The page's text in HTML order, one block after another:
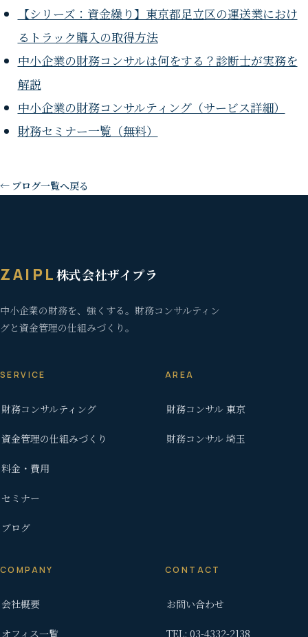
【シリーズ：資金繰り】東京都足立区の運送業におけ
るトラック購入の取得方法
中小企業の財務コンサルは何をする？診断士が実務を
解説
中小企業の財務コンサルティング（サービス詳細）
財務セミナー一覧（無料）
← ブログ一覧へ戻る
ZAIPL株式会社ザイプラ
中小企業の財務を、強くする。財務コンサルティン
グと資金管理の仕組みづくり。
SERVICE
財務コンサルティング
資金管理の仕組みづくり
料金・費用
セミナー
ブログ
AREA
財務コンサル 東京
財務コンサル 埼玉
COMPANY
会社概要
オフィス一覧
CONTACT
お問い合わせ
TEL: 03-4332-2138